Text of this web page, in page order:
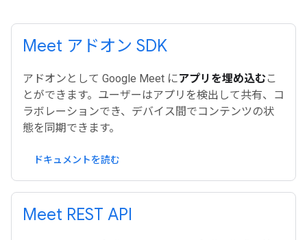
Meet アドオン SDK
アドオンとして Google Meet にアプリを埋め込むこ
とができます。ユーザーはアプリを検出して共有、コ
ラボレーションでき、デバイス間でコンテンツの状
態を同期できます。
ドキュメントを読む
Meet REST API